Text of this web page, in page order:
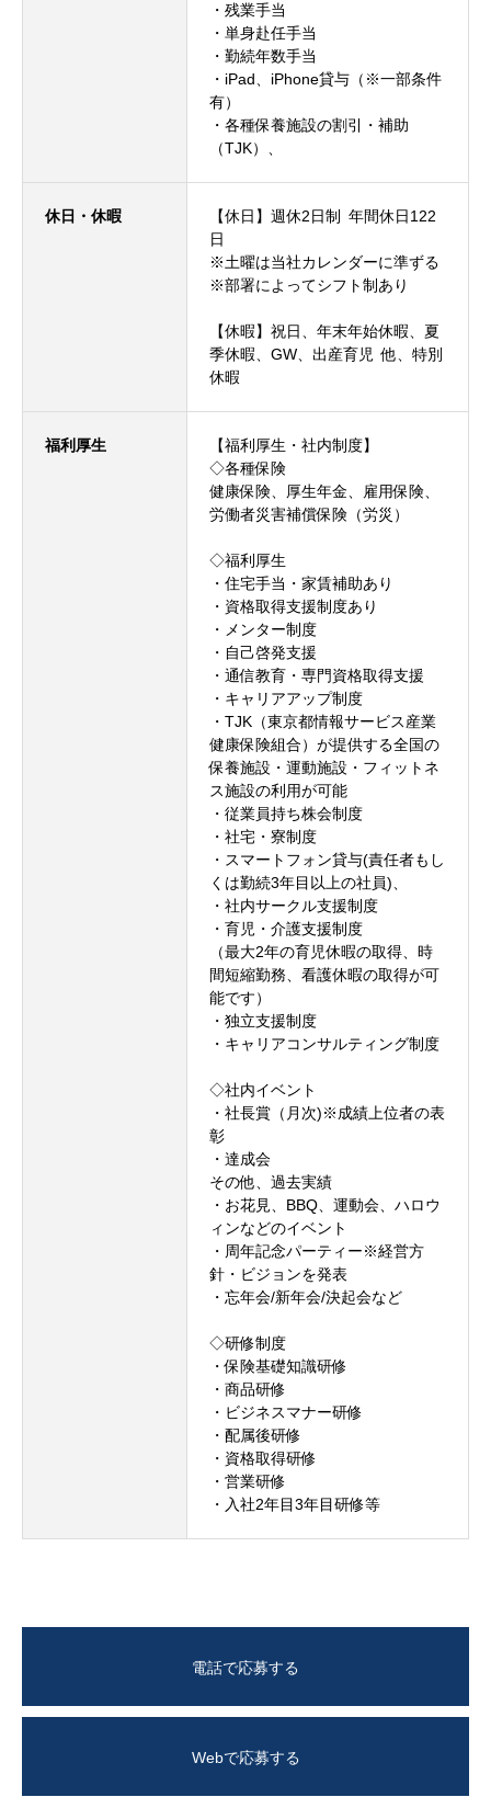
・残業手当
・単身赴任手当
・勤続年数手当
・iPad、iPhone貸与（※一部条件
有）
・各種保養施設の割引・補助
（TJK）、
休日・休暇
【休日】週休2日制 年間休日122
日
※土曜は当社カレンダーに準ずる
※部署によってシフト制あり
【休暇】祝日、年末年始休暇、夏
季休暇、GW、出産育児 他、特別
休暇
福利厚生
【福利厚生・社内制度】
◇各種保険
健康保険、厚生年金、雇用保険、
労働者災害補償保険（労災）
◇福利厚生
・住宅手当・家賃補助あり
・資格取得支援制度あり
・メンター制度
・自己啓発支援
・通信教育・専門資格取得支援
・キャリアアップ制度
・TJK（東京都情報サービス産業
健康保険組合）が提供する全国の
保養施設・運動施設・フィットネ
ス施設の利用が可能
・従業員持ち株会制度
・社宅・寮制度
・スマートフォン貸与(責任者もし
くは勤続3年目以上の社員)、
・社内サークル支援制度
・育児・介護支援制度
（最大2年の育児休暇の取得、時
間短縮勤務、看護休暇の取得が可
能です）
・独立支援制度
・キャリアコンサルティング制度
◇社内イベント
・社長賞（月次)※成績上位者の表
彰
・達成会
その他、過去実績
・お花見、BBQ、運動会、ハロウ
ィンなどのイベント
・周年記念パーティー※経営方
針・ビジョンを発表
・忘年会/新年会/決起会など
◇研修制度
・保険基礎知識研修
・商品研修
・ビジネスマナー研修
・配属後研修
・資格取得研修
・営業研修
・入社2年目3年目研修等
電話で応募する
Webで応募する